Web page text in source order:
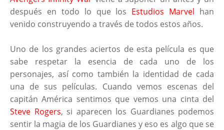
después en todo lo que los Estudios Marvel han
venido construyendo a través de todos estos años.
Uno de los grandes aciertos de esta película es que
sabe respetar la esencia de cada uno de los
personajes, así como también la identidad de cada
una de sus películas. Cuando vemos escenas del
capitán América sentimos que vemos una cinta del
Steve Rogers, si aparecen los Guardianes podemos
sentir la magia de los Guardianes y eso es algo que se